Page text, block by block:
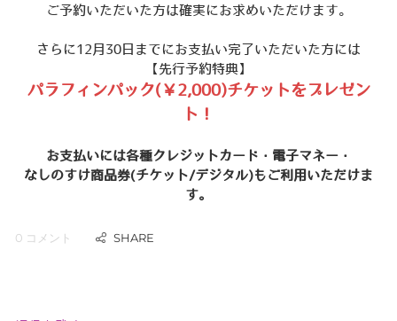
ご予約いただいた方は確実にお求めいただけます。
さらに12月30日までにお支払い完了いただいた方には
【先行予約特典】
パラフィンパック(￥2,000)チケットをプレゼン
ト！
お支払いには各種クレジットカード・電子マネー・
なしのすけ商品券(チケット/デジタル)もご利用いただけま
す。
0 コメント